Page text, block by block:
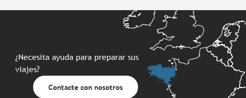
¿Necesita ayuda para preparar sus
viajes?
Contacte con nosotros